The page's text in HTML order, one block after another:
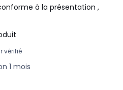
à la présentation ,
vérifié
1 mois